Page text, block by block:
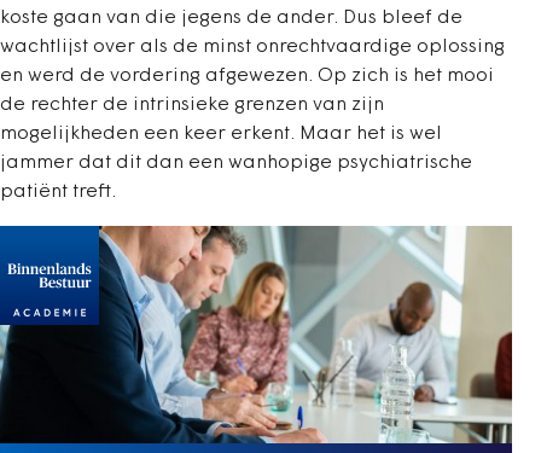
koste gaan van die jegens de ander. Dus bleef de
wachtlijst over als de minst onrechtvaardige oplossing
en werd de vordering afgewezen. Op zich is het mooi
de rechter de intrinsieke grenzen van zijn
mogelijkheden een keer erkent. Maar het is wel
jammer dat dit dan een wanhopige psychiatrische
patiënt treft.